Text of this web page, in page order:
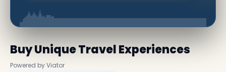
Buy Unique Travel Experiences
Powered by Viator